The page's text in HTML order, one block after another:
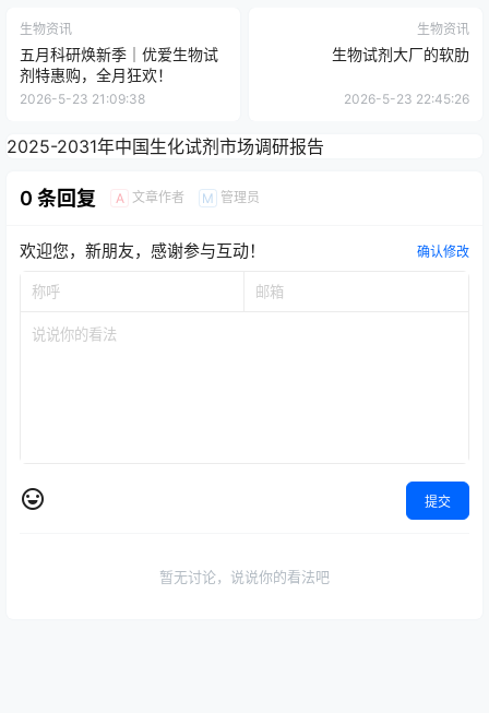
生物资讯
五月科研焕新季｜优爱生物试
剂特惠购，全月狂欢！
2026-5-23 21:09:38
生物资讯
生物试剂大厂的软肋
2026-5-23 22:45:26
2025-2031年中国生化试剂市场调研报告
0 条回复 A 文章作者 M 管理员
欢迎您，新朋友，感谢参与互动！ 确认修改
提交
暂无讨论，说说你的看法吧